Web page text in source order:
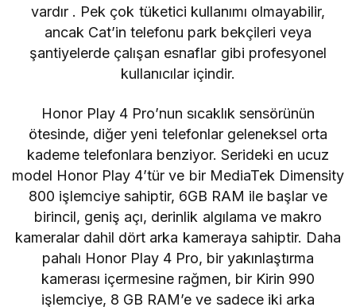
vardır . Pek çok tüketici kullanımı olmayabilir,
ancak Cat’in telefonu park bekçileri veya
şantiyelerde çalışan esnaflar gibi profesyonel
kullanıcılar içindir.
Honor Play 4 Pro’nun sıcaklık sensörünün
ötesinde, diğer yeni telefonlar geleneksel orta
kademe telefonlara benziyor. Serideki en ucuz
model Honor Play 4’tür ve bir MediaTek Dimensity
800 işlemciye sahiptir, 6GB RAM ile başlar ve
birincil, geniş açı, derinlik algılama ve makro
kameralar dahil dört arka kameraya sahiptir. Daha
pahalı Honor Play 4 Pro, bir yakınlaştırma
kamerası içermesine rağmen, bir Kirin 990
işlemciye, 8 GB RAM’e ve sadece iki arka